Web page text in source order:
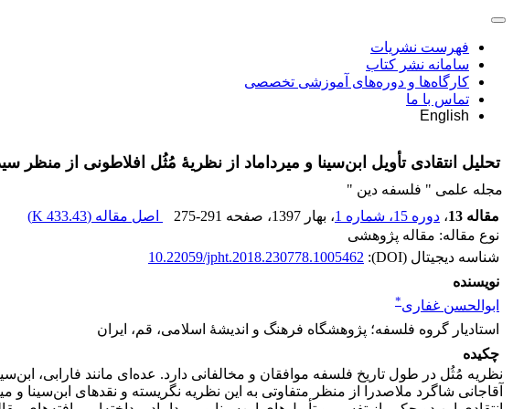
فهرست نشریات
سامانه نشر کتاب
کارگاه‌ها و دوره‌های آموزشی تخصصی
تماس با ما
English
تحلیل انتقادی تأویل ابن‌سینا و میرداماد از نظریۀ مُثُل افلاطونی از منظر
مجله علمی " فلسفه دین "
مقاله 13
، دوره 15، شماره 1 ، بهار 1397 ، صفحه 275-291 اصل مقاله (433.43 K
)
نوع مقاله: مقاله پژوهشی
شناسه دیجیتال (DOI):
10.22059/jpht.2018.230778.1005462
نویسنده
ابوالحسن غفاری*
استادیار گروه فلسفه؛ پژوهشگاه فرهنگ و اندیشۀ اسلامی، قم، ایران
چکیده
نظریه مُثُل در طول تاریخ فلسفه موافقان و مخالفانی دارد. عده‌ای مانند فارابی،
آقاجانی شاگرد ملاصدرا از منظر متفاوتی به این نظریه نگریسته و نقدهای ابن‌سینا